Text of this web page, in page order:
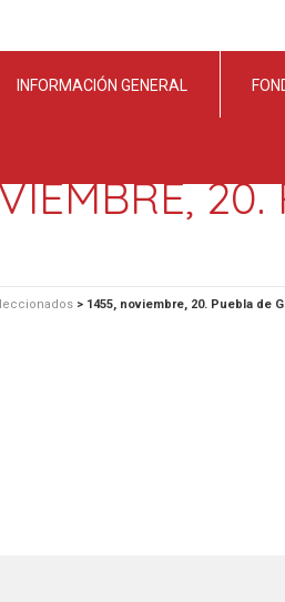
INFORMACIÓN GENERAL
> 1455, noviembre, 20. Puebla de